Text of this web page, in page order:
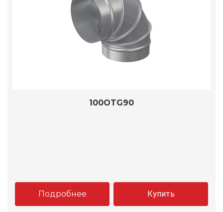
100OTG90
Подробнее Купить